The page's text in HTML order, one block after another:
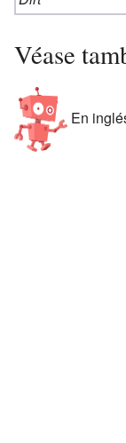
Véase
En